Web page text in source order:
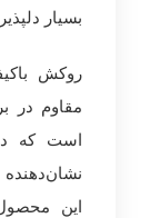
بسیار
روکش
مقاوم در
است که
این